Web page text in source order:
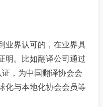
界认可的，在业界具
明。比如翻译公司通过
，为中国翻译协会会
化与本地化协会会员等